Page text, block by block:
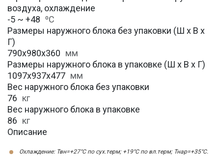
воздуха, охлаждение
-5 ~ +48 ⁰С
Размеры наружного блока без упаковки (Ш х В х
Г)
790х980х360 мм
Размеры наружного блока в упаковке (Ш х В х Г)
1097x937x477 мм
Вес наружного блока без упаковки
76 кг
Вес наружного блока в упаковке
86 кг
Описание
Охлаждение: Твн=+27°С по сух.терм; +19°С по вл.терм; Тнар=+35°С.